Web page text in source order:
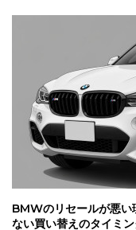
BMWのリセールが悪い
ない買い替えのタイミ